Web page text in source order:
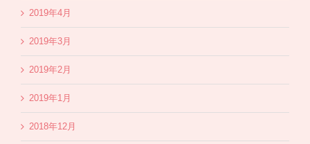
2019年4月
2019年3月
2019年2月
2019年1月
2018年12月